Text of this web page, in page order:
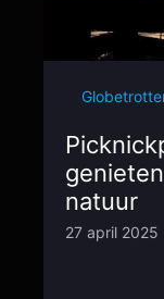
natuur
27 april 2025